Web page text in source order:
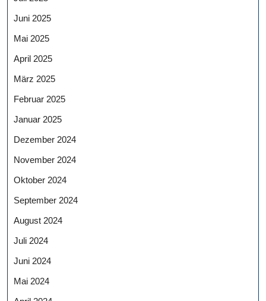
Juni 2025
Mai 2025
April 2025
März 2025
Februar 2025
Januar 2025
Dezember 2024
November 2024
Oktober 2024
September 2024
August 2024
Juli 2024
Juni 2024
Mai 2024